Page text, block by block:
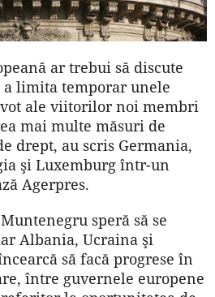
ar trebui să discute
a limita temporar unele
ale viitorilor noi membri
mai multe măsuri de
drept, au scris Germania,
şi Luxemburg într-un
Agerpres.
speră să se
Albania, Ucraina şi
să facă progrese în
între guvernele europene